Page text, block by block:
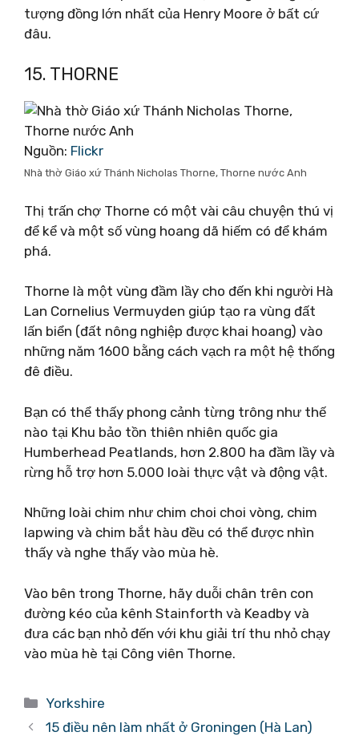
tượng đồng lớn nhất của Henry Moore ở bất cứ
đâu.
15. THORNE
Nguồn: Flickr
Nhà thờ Giáo xứ Thánh Nicholas Thorne, Thorne nước Anh
Thị trấn chợ Thorne có một vài câu chuyện thú vị
để kể và một số vùng hoang dã hiếm có để khám
phá.
Thorne là một vùng đầm lầy cho đến khi người Hà
Lan Cornelius Vermuyden giúp tạo ra vùng đất
lấn biển (đất nông nghiệp được khai hoang) vào
những năm 1600 bằng cách vạch ra một hệ thống
đê điều.
Bạn có thể thấy phong cảnh từng trông như thế
nào tại Khu bảo tồn thiên nhiên quốc gia
Humberhead Peatlands, hơn 2.800 ha đầm lầy và
rừng hỗ trợ hơn 5.000 loài thực vật và động vật.
Những loài chim như chim choi choi vòng, chim
lapwing và chim bắt hàu đều có thể được nhìn
thấy và nghe thấy vào mùa hè.
Vào bên trong Thorne, hãy duỗi chân trên con
đường kéo của kênh Stainforth và Keadby và
đưa các bạn nhỏ đến với khu giải trí thu nhỏ chạy
vào mùa hè tại Công viên Thorne.
Danh
mục
Yorkshire
15 điều nên làm nhất ở Groningen (Hà Lan)